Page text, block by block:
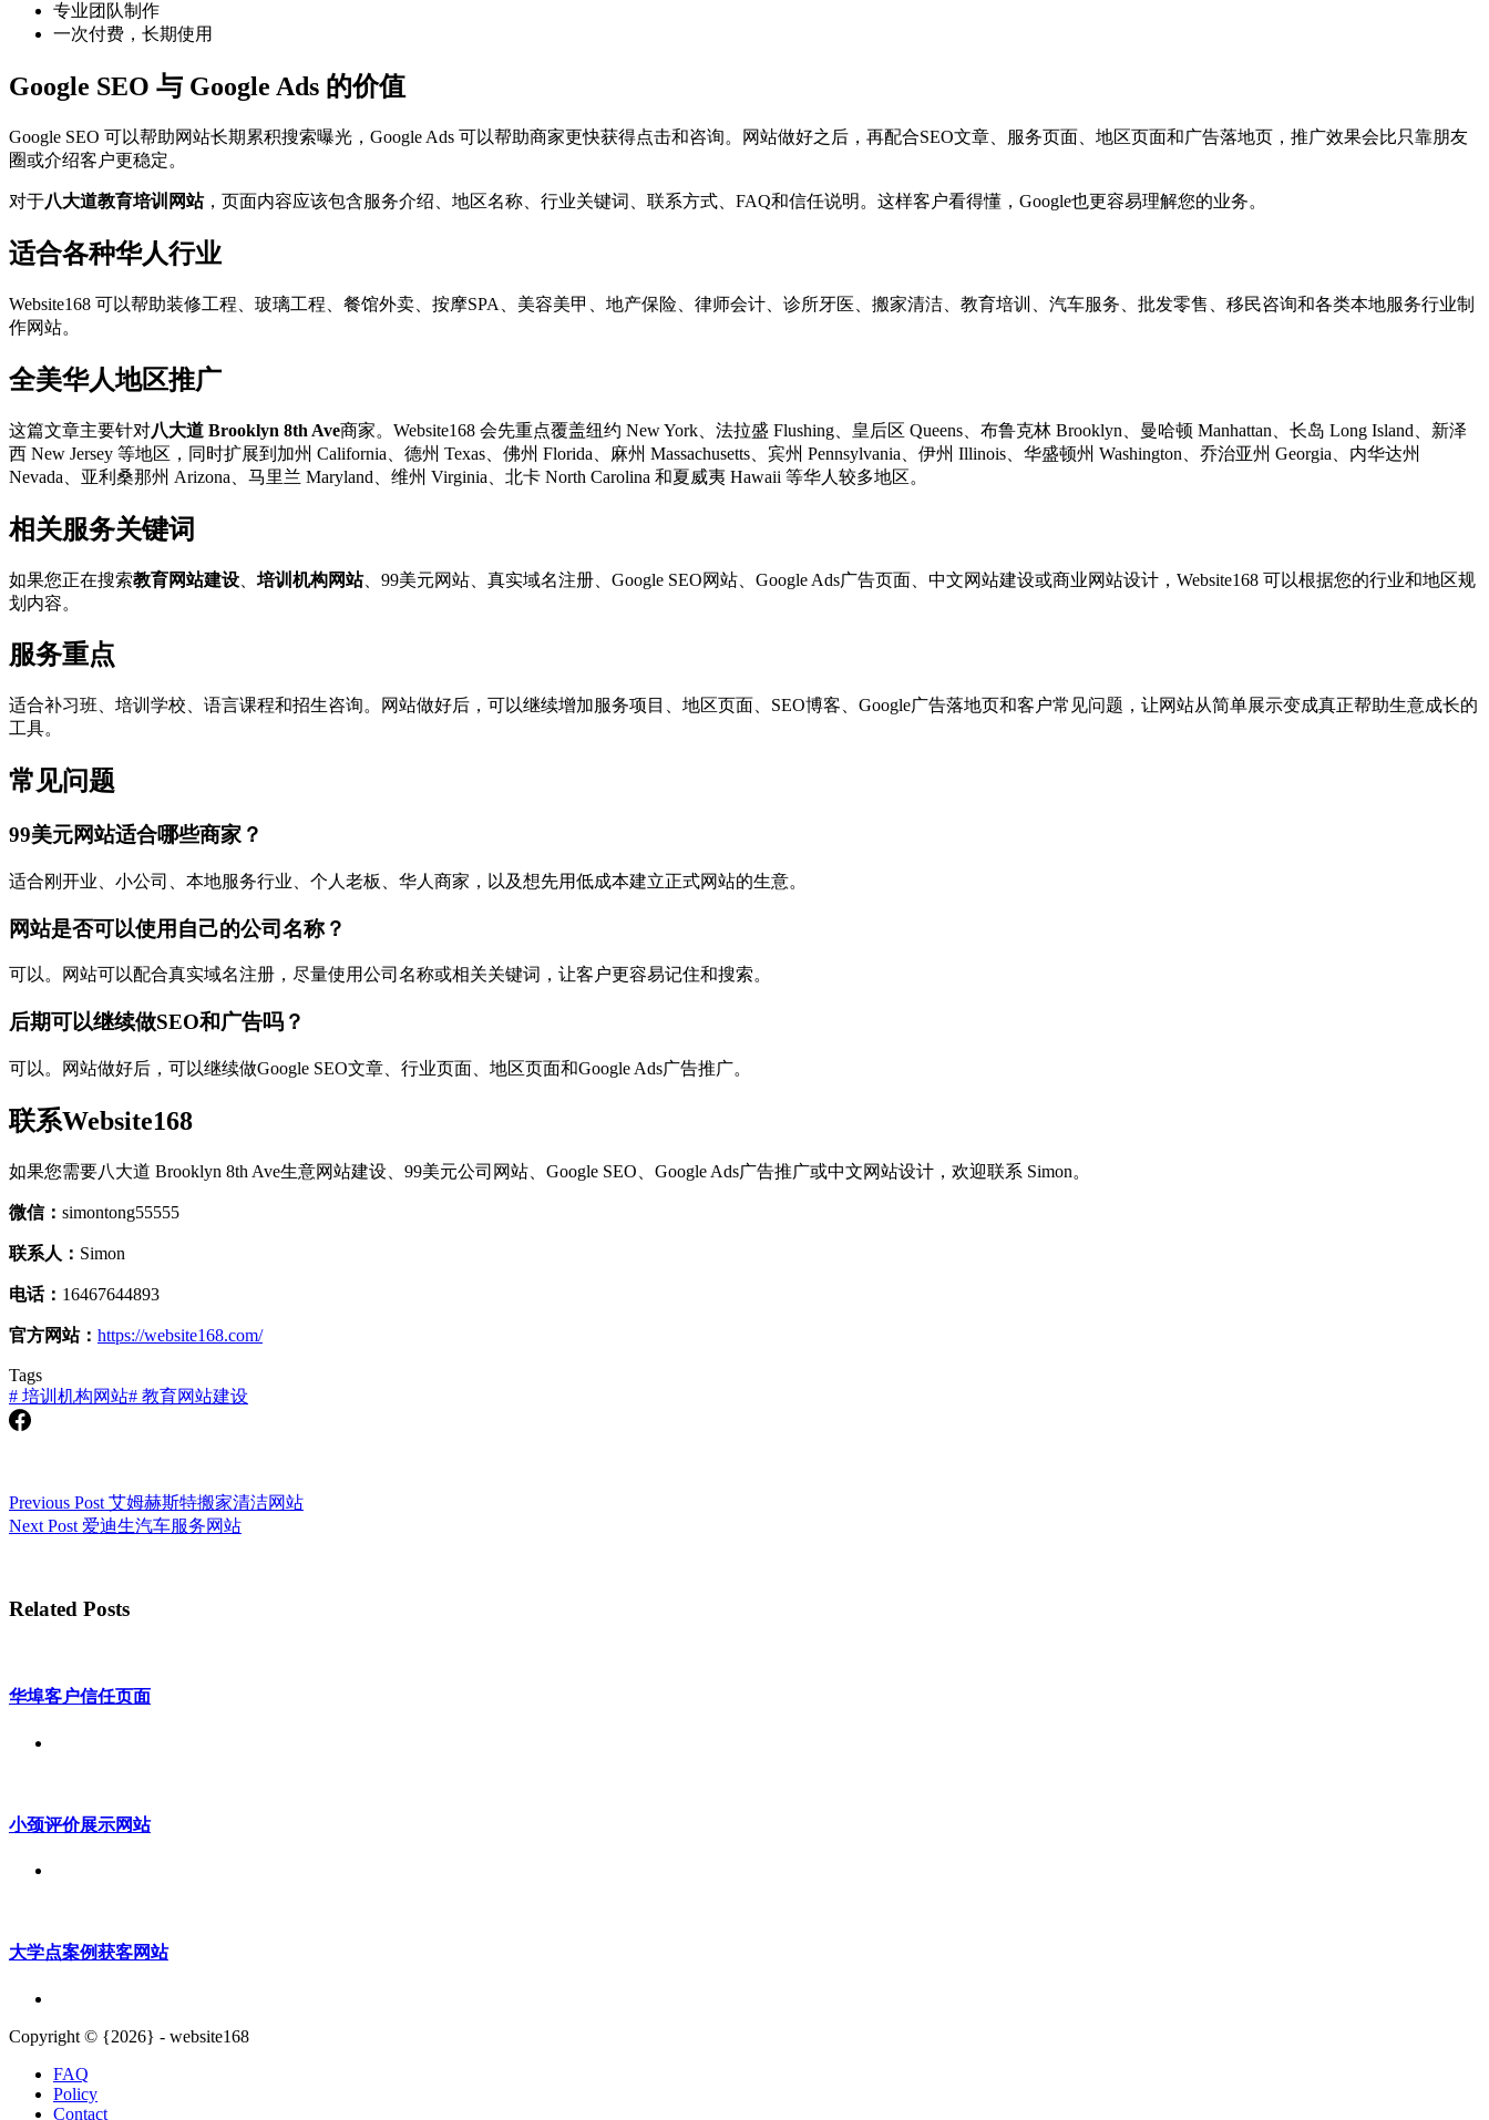
专业团队制作
一次付费，长期使用
Google SEO 与 Google Ads 的价值
Google SEO 可以帮助网站长期累积搜索曝光，Google Ads 可以帮助商家更快获得点击和咨询。网站做好之后，再配合SEO文章、服务页面、地区页面和广告落地页，推广效果会比只靠朋友
圈或介绍客户更稳定。
对于八大道教育培训网站，页面内容应该包含服务介绍、地区名称、行业关键词、联系方式、FAQ和信任说明。这样客户看得懂，Google也更容易理解您的业务。
适合各种华人行业
Website168 可以帮助装修工程、玻璃工程、餐馆外卖、按摩SPA、美容美甲、地产保险、律师会计、诊所牙医、搬家清洁、教育培训、汽车服务、批发零售、移民咨询和各类本地服务行业制
作网站。
全美华人地区推广
这篇文章主要针对八大道 Brooklyn 8th Ave商家。Website168 会先重点覆盖纽约 New York、法拉盛 Flushing、皇后区 Queens、布鲁克林 Brooklyn、曼哈顿 Manhattan、长岛 Long Island、新泽
西 New Jersey 等地区，同时扩展到加州 California、德州 Texas、佛州 Florida、麻州 Massachusetts、宾州 Pennsylvania、伊州 Illinois、华盛顿州 Washington、乔治亚州 Georgia、内华达州
Nevada、亚利桑那州 Arizona、马里兰 Maryland、维州 Virginia、北卡 North Carolina 和夏威夷 Hawaii 等华人较多地区。
相关服务关键词
如果您正在搜索教育网站建设 培训机构网站、99美元网站、真实域名注册、Google SEO网站、Google Ads广告页面、中文网站建设或商业网站设计，Website168 可以根据您的行业和地区规
划内容。
服务重点
适合补习班、培训学校、语言课程和招生咨询。网站做好后，可以继续增加服务项目、地区页面、SEO博客、Google广告落地页和客户常见问题，让网站从简单展示变成真正帮助生意成长的
工具。
常见问题
99美元网站适合哪些商家？
适合刚开业、小公司、本地服务行业、个人老板、华人商家，以及想先用低成本建立正式网站的生意。
网站是否可以使用自己的公司名称？
可以。网站可以配合真实域名注册，尽量使用公司名称或相关关键词，让客户更容易记住和搜索。
后期可以继续做SEO和广告吗？
可以。网站做好后，可以继续做Google SEO文章、行业页面、地区页面和Google Ads广告推广。
联系Website168
如果您需要八大道 Brooklyn 8th Ave生意网站建设、99美元公司网站、Google SEO、Google Ads广告推广或中文网站设计，欢迎联系 Simon。
微信： simontong55555
联系人： Simon
电话： 16467644893
官方网站： https://website168.com/
Tags
# 培训机构网站# 教育网站建设
Previous Post 艾姆赫斯特搬家清洁网站
Next Post 爱迪生汽车服务网站
Related Posts
华埠客户信任页面
小颈评价展示网站
大学点案例获客网站
Copyright © {2026} - website168
FAQ
Policy
Contact